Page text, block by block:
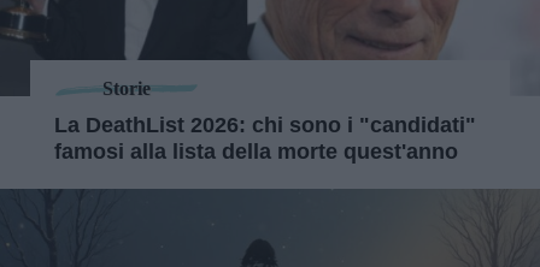
Storie
La DeathList 2026: chi sono i "candidati"
famosi alla lista della morte quest'anno